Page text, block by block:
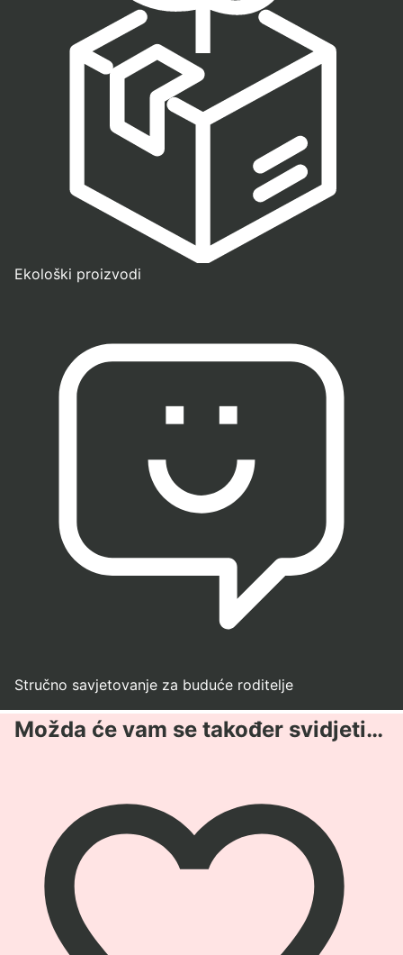
Ekološki proizvodi
Stručno savjetovanje za buduće roditelje
Možda će vam se također svidjeti…